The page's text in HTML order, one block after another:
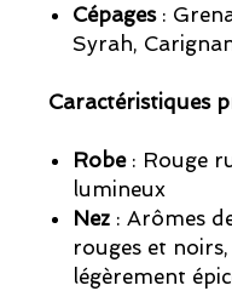
Cépages:
Syrah,
Caractéristiques
Robe: Rouge
lumineux
Nez : Arômes
rouges et
légèrement